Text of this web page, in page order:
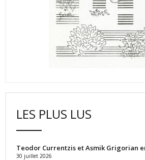
LES PLUS LUS
Teodor Currentzis et Asmik Grigorian
30 juillet 2026